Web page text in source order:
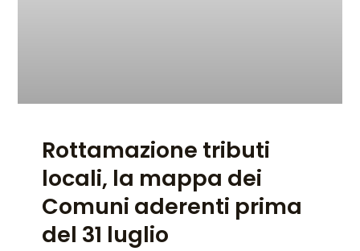
Rottamazione tributi
locali, la mappa dei
Comuni aderenti prima
del 31 luglio